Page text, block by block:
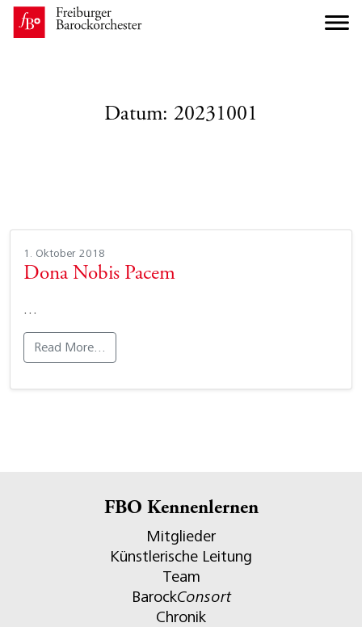
Datum: 20231001
1. Oktober 2018
Dona Nobis Pacem
…
Read More…
FBO Kennenlernen
Mitglieder
Künstlerische Leitung
Team
BarockConsort
Chronik